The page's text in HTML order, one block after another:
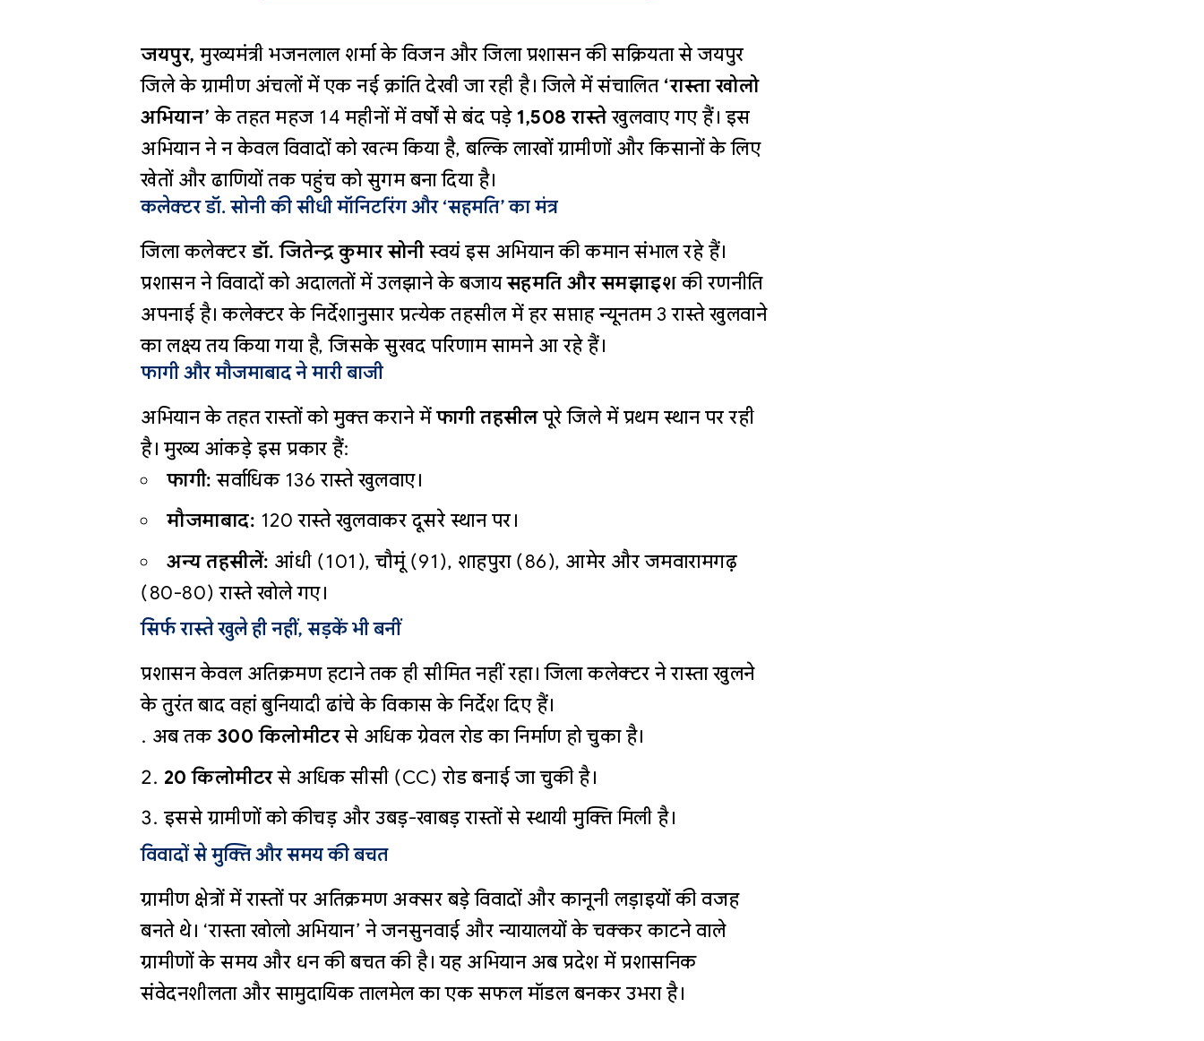
जयपुर,मुख्यमंत्री भजनलाल शर्मा के विजन और जिला प्रशासन की सक्रियता से जयपुर
जिले के ग्रामीण अंचलों में एक नई क्रांति देखी जा रही है। जिले में संचालित‘रास्ता खोलो
अभियान’ के तहत महज 14 महीनों में वर्षों से बंद पड़े1,508 रास्तेखुलवाए गए हैं। इस
अभियान ने न केवल विवादों को खत्म किया है, बल्कि लाखों ग्रामीणों और किसानों के लिए
खेतों और ढाणियों तक पहुंच को सुगम बना दिया है।
कलेक्टर डॉ. सोनी की सीधी मॉनिटरिंग और ‘सहमति’ का मंत्र
जिला कलेक्टर डॉ. जितेन्द्र कुमार सोनीस्वयं इस अभियान की कमान संभाल रहे हैं।
प्रशासन ने विवादों को अदालतों में उलझाने के बजायसहमति और समझाइशकी रणनीति
अपनाई है। कलेक्टर के निर्देशानुसार प्रत्येक तहसील में हर सप्ताह न्यूनतम 3 रास्ते खुलवाने
का लक्ष्य तय किया गया है, जिसके सुखद परिणाम सामने आ रहे हैं।
फागी और मौजमाबाद ने मारी बाजी
अभियान के तहत रास्तों को मुक्त कराने मेंफागी तहसीलपूरे जिले में प्रथम स्थान पर रही
है। मुख्य आंकड़े इस प्रकार हैं:
फागी: सर्वाधिक 136 रास्ते खुलवाए।
मौजमाबाद: 120 रास्ते खुलवाकर दूसरे स्थान पर।
अन्य तहसीलें: आंधी (101), चौमूं (91), शाहपुरा (86), आमेर और जमवारामगढ़
(80-80) रास्ते खोले गए।
सिर्फ रास्ते खुले ही नहीं, सड़कें भी बनीं
प्रशासन केवल अतिक्रमण हटाने तक ही सीमित नहीं रहा। जिला कलेक्टर ने रास्ता खुलने
के तुरंत बाद वहां बुनियादी ढांचे के विकास के निर्देश दिए हैं।
अब तक 300 किलोमीटरसे अधिक ग्रेवल रोड का निर्माण हो चुका है।
20 किलोमीटरसे अधिक सीसी (CC) रोड बनाई जा चुकी है।
इससे ग्रामीणों को कीचड़ और उबड़-खाबड़ रास्तों से स्थायी मुक्ति मिली है।
विवादों से मुक्ति और समय की बचत
ग्रामीण क्षेत्रों में रास्तों पर अतिक्रमण अक्सर बड़े विवादों और कानूनी लड़ाइयों की वजह
बनते थे। ‘रास्ता खोलो अभियान’ ने जनसुनवाई और न्यायालयों के चक्कर काटने वाले
ग्रामीणों के समय और धन की बचत की है। यह अभियान अब प्रदेश में प्रशासनिक
संवेदनशीलता और सामुदायिक तालमेल का एक सफल मॉडल बनकर उभरा है।